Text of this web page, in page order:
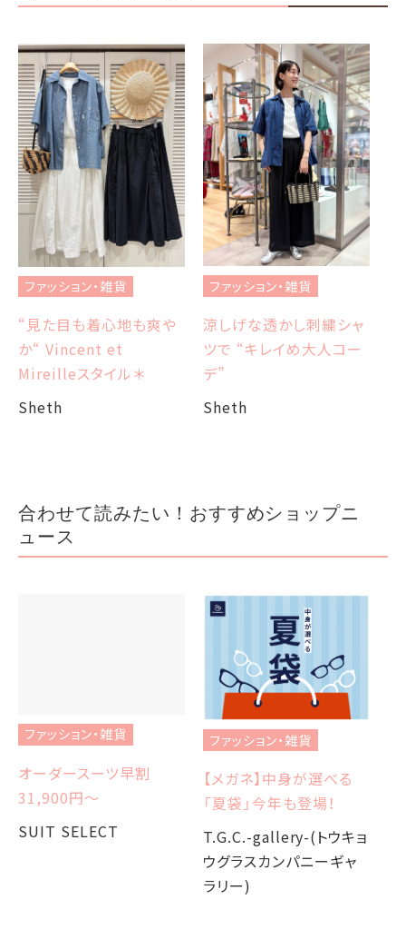
ファッション・雑貨
“見た目も着心地も爽や
か“ Vincent et
Mireilleスタイル＊
Sheth
ファッション・雑貨
涼しげな透かし刺繍シャ
ツで “キレイめ大人コー
デ”
Sheth
合わせて読みたい！おすすめショップニ
ュース
ファッション・雑貨
オーダースーツ早割
31,900円〜
SUIT SELECT
ファッション・雑貨
【メガネ】中身が選べる
「夏袋」今年も登場！
T.G.C.-gallery-(トウキョ
ウグラスカンパニーギャ
ラリー)